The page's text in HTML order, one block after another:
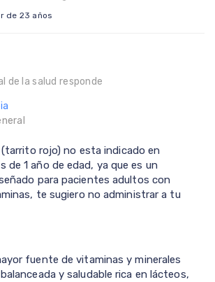
de 23 años
de la salud responde
(tarrito rojo) no esta indicado en
de 1 año de edad, ya que es un
para pacientes adultos con
te sugiero no administrar a tu
fuente de vitaminas y minerales
y saludable rica en lácteos,